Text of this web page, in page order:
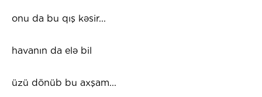
onu da bu qış kəsir...
havanın da elə bil
üzü dönüb bu axşam...